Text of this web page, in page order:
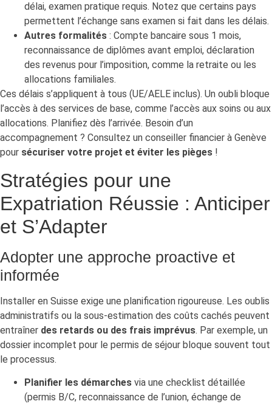
délai, examen pratique requis. Notez que certains pays
permettent l’échange sans examen si fait dans les délais.
Autres formalités : Compte bancaire sous 1 mois,
reconnaissance de diplômes avant emploi, déclaration
des revenus pour l’imposition, comme la retraite ou les
allocations familiales.
Ces délais s’appliquent à tous (UE/AELE inclus). Un oubli bloque
l’accès à des services de base, comme l’accès aux soins ou aux
allocations. Planifiez dès l’arrivée. Besoin d’un
accompagnement ? Consultez un conseiller financier à Genève
pour sécuriser votre projet et éviter les pièges !
Stratégies pour une
Expatriation Réussie : Anticiper
et S’Adapter
Adopter une approche proactive et
informée
Installer en Suisse exige une planification rigoureuse. Les oublis
administratifs ou la sous-estimation des coûts cachés peuvent
entraîner des retards ou des frais imprévus. Par exemple, un
dossier incomplet pour le permis de séjour bloque souvent tout
le processus.
Planifier les démarches via une checklist détaillée
(permis B/C, reconnaissance de l’union, échange de